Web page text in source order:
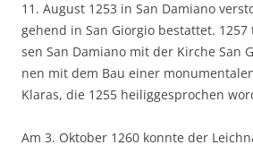
11. August 1253 in San Dami­a­no
ge­hend in San Gior­gio bestat­tet.
sen San Dami­a­no mit der Kir­che San
nen mit dem Bau einer
Kla­ras, die 1255 hei­lig­ge­spro­chen
Am 3. Okto­ber 1260 konn­te der